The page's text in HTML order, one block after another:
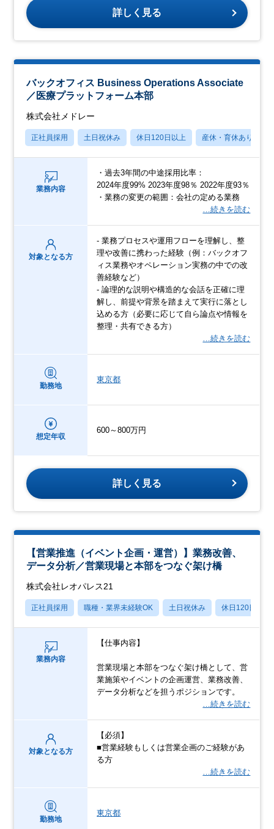
詳しく見る
バックオフィス Business Operations Associate
／医療プラットフォーム本部
株式会社メドレー
正社員採用 土日祝休み 休日120日以上 産休・育休あり
業務内容
・過去3年間の中途採用比率：
2024年度99% 2023年度98％ 2022年度93％
・業務の変更の範囲：会社の定める業務
…続きを読む
対象となる方
- 業務プロセスや運用フローを理解し、整
理や改善に携わった経験（例：バックオフ
ィス業務やオペレーション実務の中での改
善経験など）
- 論理的な説明や構造的な会話を正確に理
解し、前提や背景を踏まえて実行に落とし
込める方（必要に応じて自ら論点や情報を
整理・共有できる方）
…続きを読む
勤務地
東京都
想定年収
600～800万円
詳しく見る
【営業推進（イベント企画・運営）】業務改善、
データ分析／営業現場と本部をつなぐ架け橋
株式会社レオパレス21
正社員採用 職種・業界未経験OK 土日祝休み 休日120日以上
業務内容
【仕事内容】
営業現場と本部をつなぐ架け橋として、営
業施策やイベントの企画運営、業務改善、
データ分析などを担うポジションです。
…続きを読む
対象となる方
【必須】
■営業経験もしくは営業企画のご経験があ
る方
…続きを読む
勤務地
東京都